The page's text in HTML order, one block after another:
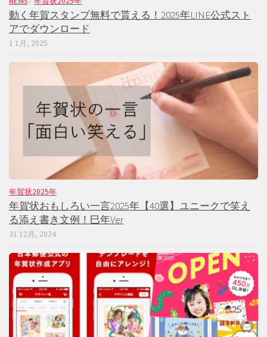
動く年賀スタンプ無料で貰える！2025年LINE公式スト
アでダウンロード
1 1月, 2025
年賀状2025年
年賀状おもしろい一言2025年【40選】ユニークで笑え
る添え書き文例！巳年Ver
31 12月, 2024